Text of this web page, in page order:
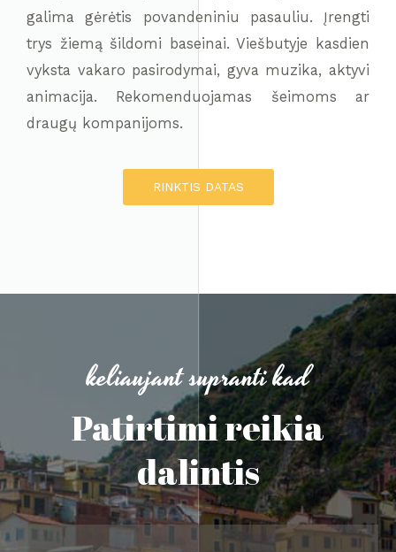
galima gėrėtis povandeniniu pasauliu. Įrengti
trys žiemą šildomi baseinai. Viešbutyje kasdien
vyksta vakaro pasirodymai, gyva muzika, aktyvi
animacija. Rekomenduojamas šeimoms ar
draugų kompanijoms.
RINKTIS DATAS
keliaujant supranti kad
Patirtimi reikia
dalintis